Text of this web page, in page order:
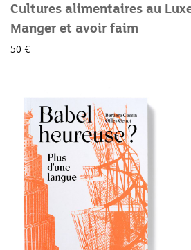
Cultures alimentaires au
Manger et avoir faim
50 €